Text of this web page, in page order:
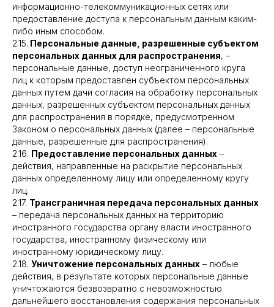
информационно-телекоммуникационных сетях или
предоставление доступа к персональным данным каким-
либо иным способом.
2.15. Персональные данные, разрешенные субъектом
персональных данных для распространения, –
персональные данные, доступ неограниченного круга
лиц к которым предоставлен субъектом персональных
данных путем дачи согласия на обработку персональных
данных, разрешенных субъектом персональных данных
для распространения в порядке, предусмотренном
Законом о персональных данных (далее – персональные
данные, разрешенные для распространения).
2.16. Предоставление персональных данных –
действия, направленные на раскрытие персональных
данных определенному лицу или определенному кругу
лиц.
2.17. Трансграничная передача персональных данных
– передача персональных данных на территорию
иностранного государства органу власти иностранного
государства, иностранному физическому или
иностранному юридическому лицу.
2.18. Уничтожение персональных данных – любые
действия, в результате которых персональные данные
уничтожаются безвозвратно с невозможностью
дальнейшего восстановления содержания персональных